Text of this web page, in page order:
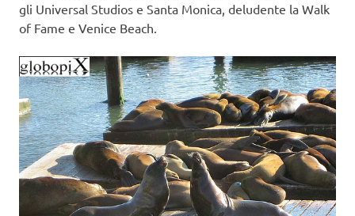
gli Universal Studios e Santa Monica, deludente la Walk
of Fame e Venice Beach.